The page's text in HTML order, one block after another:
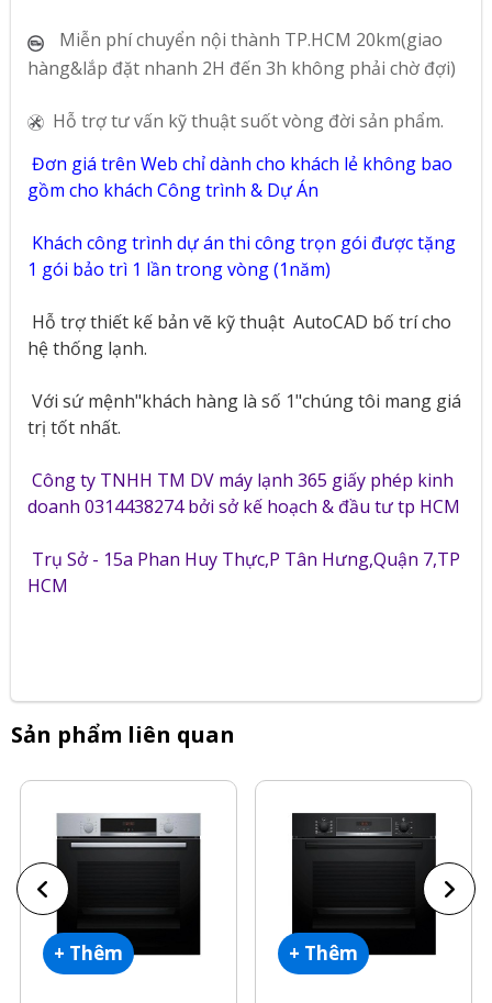
Miễn phí chuyển nội thành TP.HCM 20km(giao
hàng&lắp đặt nhanh 2H đến 3h không phải chờ đợi)
Hỗ trợ tư vấn kỹ thuật suốt vòng đời sản phẩm.
Đơn giá trên Web chỉ dành cho khách lẻ không bao
gồm cho khách Công trình & Dự Án
Khách công trình dự án thi công trọn gói được tặng
1 gói bảo trì 1 lần trong vòng (1năm)
Hỗ trợ thiết kế bản vẽ kỹ thuật AutoCAD bố trí cho
hệ thống lạnh.
Với sứ mệnh"khách hàng là số 1"chúng tôi mang giá
trị tốt nhất.
Công ty TNHH TM DV máy lạnh 365 giấy phép kinh
doanh 0314438274 bởi sở kế hoạch & đầu tư tp HCM
Trụ Sở - 15a Phan Huy Thực,P Tân Hưng,Quận 7,TP
HCM
Sản phẩm liên quan
+ Thêm + Thêm